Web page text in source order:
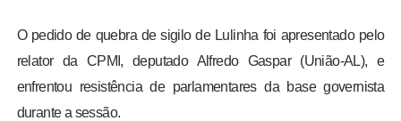
O pedido de quebra de sigilo de Lulinha foi apresentado pelo
relator da CPMI, deputado Alfredo Gaspar (União-AL), e
enfrentou resistência de parlamentares da base governista
durante a sessão.